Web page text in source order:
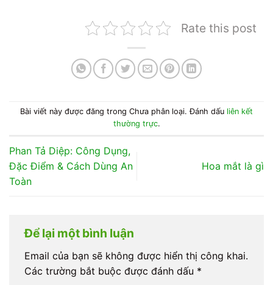
Rate this post
Bài viết này được đăng trong Chưa phân loại. Đánh dấu liên kết
thường trực.
Phan Tả Diệp: Công Dụng,
Đặc Điểm & Cách Dùng An
Toàn
Hoa mắt là gì
Để lại một bình luận
Email của bạn sẽ không được hiển thị công khai.
Các trường bắt buộc được đánh dấu *